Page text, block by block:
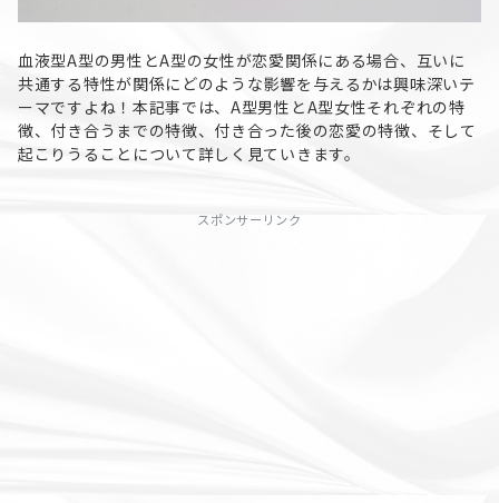
血液型A型の男性とA型の女性が恋愛関係にある場合、互いに
共通する特性が関係にどのような影響を与えるかは興味深いテ
ーマですよね！本記事では、A型男性とA型女性それぞれの特
徴、付き合うまでの特徴、付き合った後の恋愛の特徴、そして
起こりうることについて詳しく見ていきます。
スポンサーリンク